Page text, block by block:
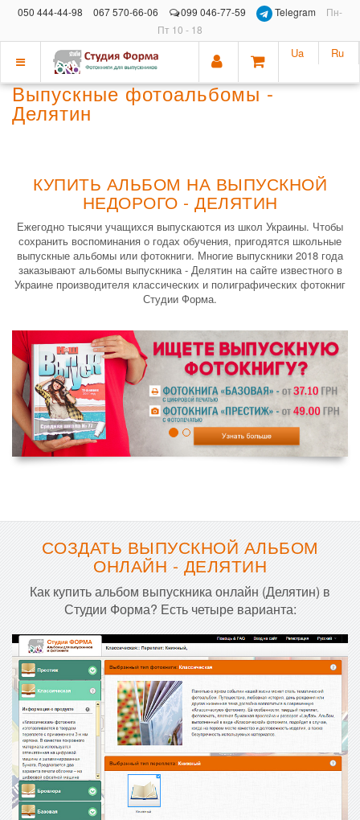
050 444-44-98 067 570-66-06 099 046-77-59 Telegram
Пн-
Пт 10 - 18
Показать
меню
Ua Ru
Выпускные фотоальбомы -
Делятин
КУПИТЬ АЛЬБОМ НА ВЫПУСКНОЙ
НЕДОРОГО - ДЕЛЯТИН
Ежегодно тысячи учащихся выпускаются из школ Украины. Чтобы
сохранить воспоминания о годах обучения, пригодятся школьные
выпускные альбомы или фотокниги. Многие выпускники 2018 года
заказывают альбомы выпускника - Делятин на сайте известного в
Украине производителя классических и полиграфических фотокниг
Студии Форма.
СОЗДАТЬ ВЫПУСКНОЙ АЛЬБОМ
ОНЛАЙН - ДЕЛЯТИН
Как купить альбом выпускника онлайн (Делятин) в
Студии Форма? Есть четыре варианта: